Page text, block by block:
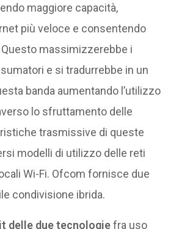
maggiore capacità,
più veloce e consentendo
massimizzerebbe i
e si tradurrebbe in un
banda aumentando l’utilizzo
lo sfruttamento delle
trasmissive di queste
modelli di utilizzo delle reti
Wi-Fi. Ofcom fornisce due
condivisione ibrida.
delle due tecnologiefra uso